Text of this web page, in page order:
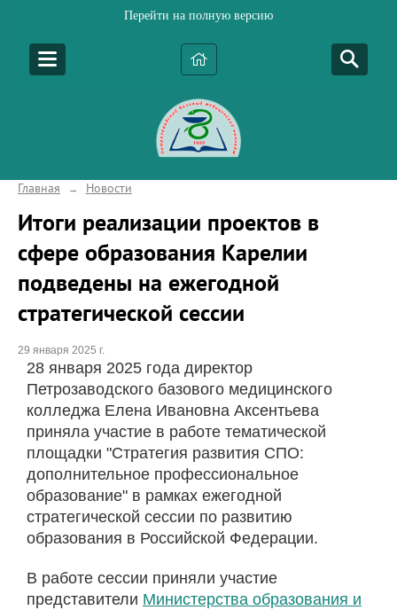
Перейти на полную версию
Главная → Новости
Итоги реализации проектов в
сфере образования Карелии
подведены на ежегодной
стратегической сессии
29 января 2025 г.
28 января 2025 года директор
Петрозаводского базового медицинского
колледжа Елена Ивановна Аксентьева
приняла участие в работе тематической
площадки "Стратегия развития СПО:
дополнительное профессиональное
образование" в рамках ежегодной
стратегической сессии по развитию
образования в Российской Федерации.
В работе сессии приняли участие
представители Министерства образования и